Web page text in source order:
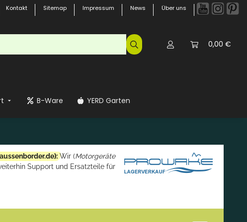
Kontakt Sitemap Impressum News Über uns
0,00 €
B-Ware YERD Garten
): Wir (Motorgeräte
Support und Ersatzteile für